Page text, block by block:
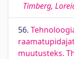
Timberg,
56.
muutusteks.